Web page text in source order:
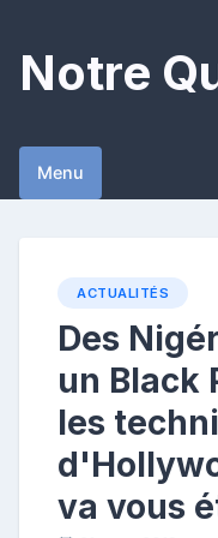
content
Notre
Menu
ACTUALITÉS
Des
un Black
les
va vous